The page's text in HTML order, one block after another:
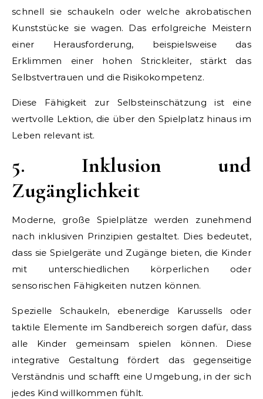
schnell sie schaukeln oder welche akrobatischen
Kunststücke sie wagen. Das erfolgreiche Meistern
einer Herausforderung, beispielsweise das
Erklimmen einer hohen Strickleiter, stärkt das
Selbstvertrauen und die Risikokompetenz.
Diese Fähigkeit zur Selbsteinschätzung ist eine
wertvolle Lektion, die über den Spielplatz hinaus im
Leben relevant ist.
5. Inklusion und
Zugänglichkeit
Moderne, große Spielplätze werden zunehmend
nach inklusiven Prinzipien gestaltet. Dies bedeutet,
dass sie Spielgeräte und Zugänge bieten, die Kinder
mit unterschiedlichen körperlichen oder
sensorischen Fähigkeiten nutzen können.
Spezielle Schaukeln, ebenerdige Karussells oder
taktile Elemente im Sandbereich sorgen dafür, dass
alle Kinder gemeinsam spielen können. Diese
integrative Gestaltung fördert das gegenseitige
Verständnis und schafft eine Umgebung, in der sich
jedes Kind willkommen fühlt.